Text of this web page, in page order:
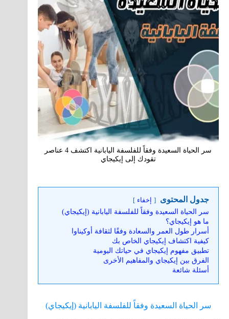
سر الحياة السعيدة وفقاً للفلسفة اليابانية اكتشف 4 عناصر
تقودك إلى إيكيجاي
جدول المحتوى إخفاء
سر الحياة السعيدة وفقاً للفلسفة اليابانية (إيكيجاي)
ما هو إيكيجاي؟
أسرار طول العمر والسعادة وفقًا لثقافة أوكيناوا
كيفية اكتشاف إيكيجاي الخاص بك
تطبيق مفهوم إيكيجاي في حياتك اليومية
الفرق بين إيكيجاي والمفاهيم الأخرى
أسئلة شائعة
سر الحياة السعيدة وفقاً للفلسفة اليابانية (إيكيجاي)